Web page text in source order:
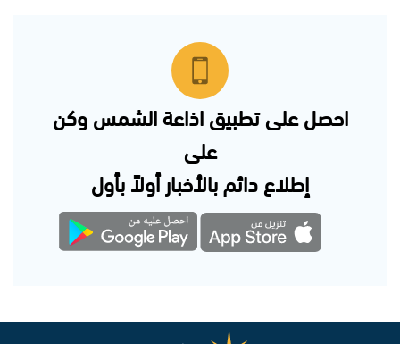
احصل على تطبيق اذاعة الشمس وكن
على
إطلاع دائم بالأخبار أولاً بأول